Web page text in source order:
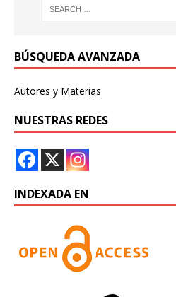
BÚSQUEDA AVANZADA
Autores y Materias
NUESTRAS REDES
INDEXADA EN